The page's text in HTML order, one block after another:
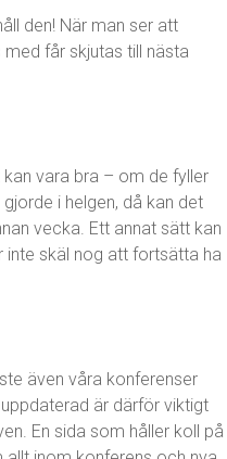
den! När man ser att
får skjutas till nästa
vara bra – om de fyller
i helgen, då kan det
vecka. Ett annat sätt kan
skäl nog att fortsätta ha
även våra konferenser
är därför viktigt
En sida som håller koll på